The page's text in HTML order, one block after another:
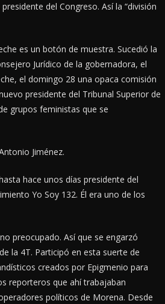
del Congreso. Así la “división
es un botón de muestra. Sucedió la
Jurídico de la gobernadora, el
el domingo 28 una opaca comisión
presidente del Tribunal Superior de
grupos feministas que se
Jiménez.
hace unos días presidente del
Yo Soy 132. Él era uno de los
preocupado. Así que se engarzó
la 4T. Participó en esta suerte de
creados por Epigmenio para
reporteros que ahí trabajaban
políticos de Morena. Desde